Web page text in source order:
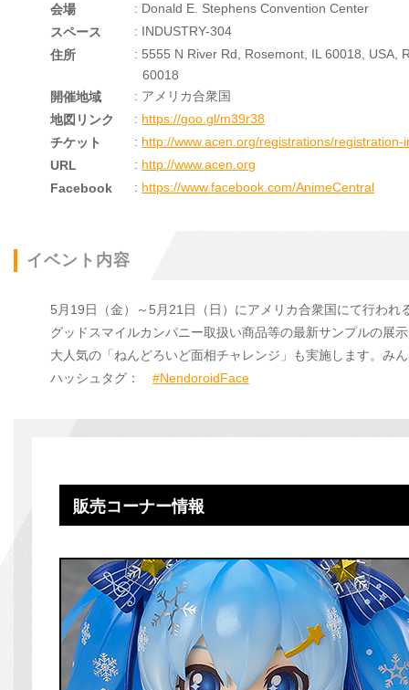
会場
: Donald E. Stephens Convention Center
スペース
: INDUSTRY-304
住所
: 5555 N River Rd, Rosemont, IL 60018, USA,
60018
開催地域
: アメリカ合衆国
地図リンク
: https://goo.gl/m39r38
チケット
: http://www.acen.org/registrations/registration-
URL
: http://www.acen.org
Facebook
: https://www.facebook.com/AnimeCentral
イベント内容
5月19日（金）～5月21日（日）にアメリカ合衆国にて行われ
グッドスマイルカンパニー取扱い商品等の最新サンプルの展
大人気の「ねんどろいど面相チャレンジ」も実施します。み
ハッシュタグ： #NendoroidFace